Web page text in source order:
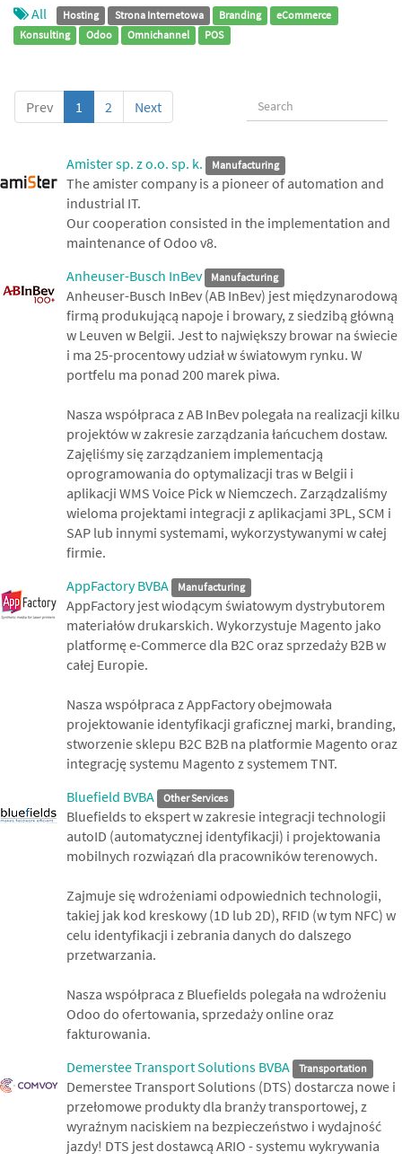
All Hosting Strona Internetowa Branding
eCommerce
Konsulting
Odoo Omnichannel POS
Prev 1 2 Next
Amister sp. z o.o. sp. k. Manufacturing
The amister company is a pioneer of automation and
industrial IT.
Our cooperation consisted in the implementation and
maintenance of Odoo v8.
Anheuser-Busch InBev
Manufacturing
Anheuser-Busch InBev (AB InBev) jest międzynarodową
firmą produkującą napoje i browary, z siedzibą główną
w Leuven w Belgii. Jest to największy browar na świecie
i ma 25-procentowy udział w światowym rynku. W
portfelu ma ponad 200 marek piwa.
Nasza współpraca z AB InBev polegała na realizacji kilku
projektów w zakresie zarządzania łańcuchem dostaw.
Zajęliśmy się zarządzaniem implementacją
oprogramowania do optymalizacji tras w Belgii i
aplikacji WMS Voice Pick w Niemczech. Zarządzaliśmy
wieloma projektami integracji z aplikacjami 3PL, SCM i
SAP lub innymi systemami, wykorzystywanymi w całej
firmie.
AppFactory BVBA
Manufacturing
AppFactory jest wiodącym światowym dystrybutorem
materiałów drukarskich. Wykorzystuje Magento jako
platformę e-Commerce dla B2C oraz sprzedaży B2B w
całej Europie.
Nasza współpraca z AppFactory obejmowała
projektowanie identyfikacji graficznej marki, branding,
stworzenie sklepu B2C B2B na platformie Magento oraz
integrację systemu Magento z systemem TNT.
Bluefield BVBA
Other Services
Bluefields to ekspert w zakresie integracji technologii
autoID (automatycznej identyfikacji) i projektowania
mobilnych rozwiązań dla pracowników terenowych.
Zajmuje się wdrożeniami odpowiednich technologii,
takiej jak kod kreskowy (1D lub 2D), RFID (w tym NFC) w
celu identyfikacji i zebrania danych do dalszego
przetwarzania.
Nasza współpraca z Bluefields polegała na wdrożeniu
Odoo do ofertowania, sprzedaży online oraz
fakturowania.
Demerstee Transport Solutions BVBA
Transportation
Demerstee Transport Solutions (DTS) dostarcza nowe i
przełomowe produkty dla branży transportowej, z
wyraźnym naciskiem na bezpieczeństwo i wydajność
jazdy! DTS jest dostawcą ARIO - systemu wykrywania